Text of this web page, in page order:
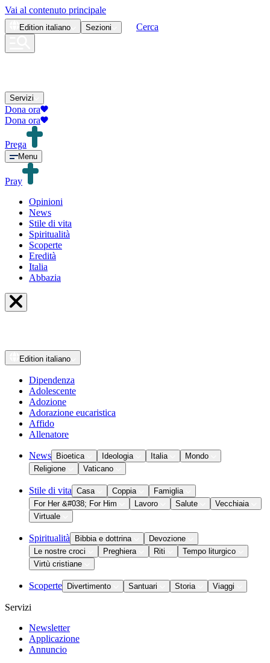
Vai al contenuto principale
Edition italiano Sezioni Cerca
Servizi
Dona ora
Dona ora
Prega
Menu
Pray
Opinioni
News
Stile di vita
Spiritualità
Scoperte
Eredità
Italia
Abbazia
Edition italiano
Dipendenza
Adolescente
Adozione
Adorazione eucaristica
Affido
Allenatore
News Bioetica Ideologia Italia
Mondo
Religione
Vaticano
Stile di vita Casa Coppia
Famiglia
For Her &#038; For Him
Lavoro Salute
Vecchiaia
Virtuale
Spiritualità Bibbia e dottrina
Devozione
Le nostre croci
Preghiera Riti
Tempo liturgico
Virtù cristiane
Scoperte Divertimento Santuari Storia Viaggi
Servizi
Newsletter
Applicazione
Annuncio